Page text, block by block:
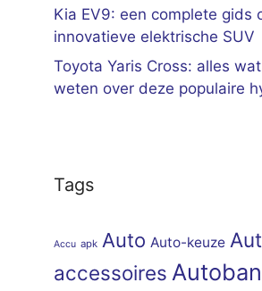
Kia EV9: een complete gids
innovatieve elektrische SUV
Toyota Yaris Cross: alles
weten over deze populaire
Tags
Accu apk Auto Auto-keuze
accessoires